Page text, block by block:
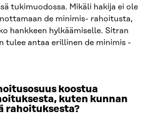
tukimuodossa. Mikäli hakija ei ole
de minimis- rahoitusta,
hankkeen hylkäämiselle. Sitran
tulee antaa erillinen de minimis -
koostua
kuten kunnan
rahoituksesta?